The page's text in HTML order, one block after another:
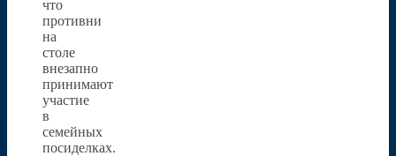
что
противни
на
столе
внезапно
принимают
участие
в
семейных
посиделках.